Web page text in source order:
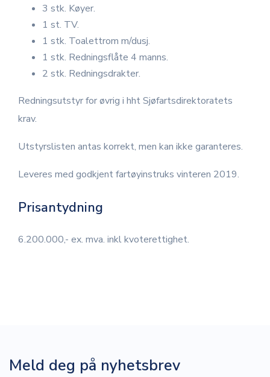
3 stk. Køyer.
1 st. TV.
1 stk. Toalettrom m/dusj.
1 stk. Redningsflåte 4 manns.
2 stk. Redningsdrakter.
Redningsutstyr for øvrig i hht Sjøfartsdirektoratets
krav.
Utstyrslisten antas korrekt, men kan ikke garanteres.
Leveres med godkjent fartøyinstruks vinteren 2019.
Prisantydning
6.200.000,- ex. mva. inkl kvoterettighet.
Meld deg på nyhetsbrev